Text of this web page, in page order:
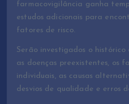
farmacovigilância ganha
estudos adicionais para
fatores de risco.
Serão investigados o histórico
as doenças preexistentes, os
individuais, as causas
desvios de qualidade e erros